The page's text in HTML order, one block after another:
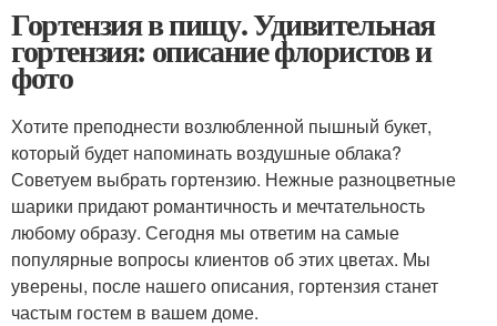
Гортензия в пищу. Удивительная
гортензия: описание флористов и
фото
Хотите преподнести возлюбленной пышный букет,
который будет напоминать воздушные облака?
Советуем выбрать гортензию. Нежные разноцветные
шарики придают романтичность и мечтательность
любому образу. Сегодня мы ответим на самые
популярные вопросы клиентов об этих цветах. Мы
уверены, после нашего описания, гортензия станет
частым гостем в вашем доме.